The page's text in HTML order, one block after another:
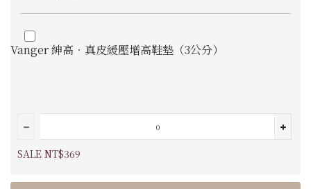
Vanger 紳高．真皮緩壓增高鞋墊（3公分）
SALE NT$369